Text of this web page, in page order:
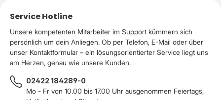
Service Hotline
Unsere kompetenten Mitarbeiter im Support kümmern sich
persönlich um dein Anliegen. Ob per Telefon, E-Mail oder über
unser Kontaktformular – ein lösungsorientierter Service liegt uns
am Herzen, genau wie unsere Kunden.
02422 184289-0
Mo - Fr von 10.00 bis 17.00 Uhr ausgenommen Feiertags,